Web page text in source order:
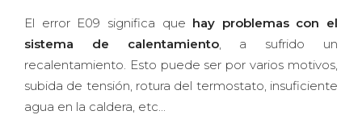
El error E09 significa que hay problemas con el
sistema de calentamiento, a sufrido un
recalentamiento. Esto puede ser por varios motivos,
subida de tensión, rotura del termostato, insuficiente
agua en la caldera, etc...